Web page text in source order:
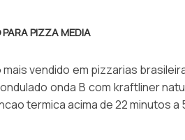
PIZZA MEDIA
vendido em pizzarias
onda B com kraftliner
termica acima de 22 minutos